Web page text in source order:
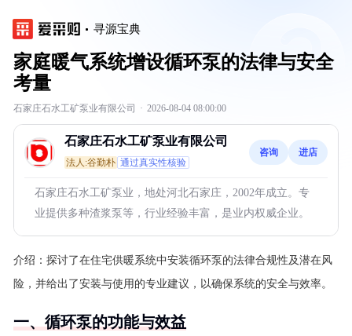
寻源宝典
家庭暖气系统增设循环泵的法律与安全
考量
石家庄石水工矿泵业有限公司 · 2026-08-04 08:00:00
石家庄石水工矿泵业有限公司
法人:谷勤朴 通过真实性核验
咨询 进店
石家庄石水工矿泵业，地处河北石家庄，2002年成立。专
业提供多种渣浆泵等，行业经验丰富，是业内权威企业。
介绍： 探讨了在住宅供暖系统中安装循环泵的法律合规性及潜在风
险，并给出了安装与使用的专业建议，以确保系统的安全与效率。
一、循环泵的功能与效益